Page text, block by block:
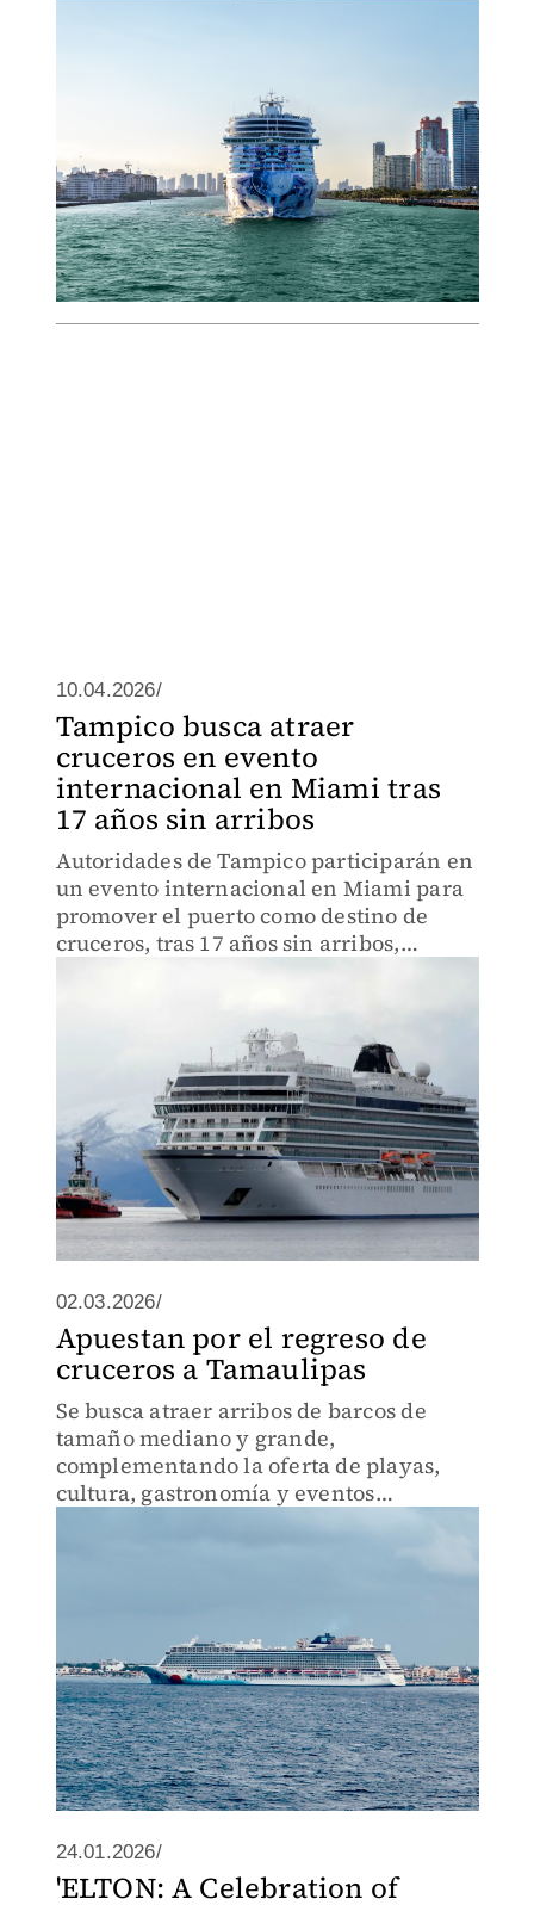
10.04.2026/
Tampico busca atraer
cruceros en evento
internacional en Miami tras
17 años sin arribos
Autoridades de Tampico participarán en
un evento internacional en Miami para
promover el puerto como destino de
cruceros, tras 17 años sin arribos,
apoyados por mejoras en infraestructura
02.03.2026/
Apuestan por el regreso de
cruceros a Tamaulipas
Se busca atraer arribos de barcos de
tamaño mediano y grande,
complementando la oferta de playas,
cultura, gastronomía y eventos
deportivos de la zona sur
24.01.2026/
'ELTON: A Celebration of